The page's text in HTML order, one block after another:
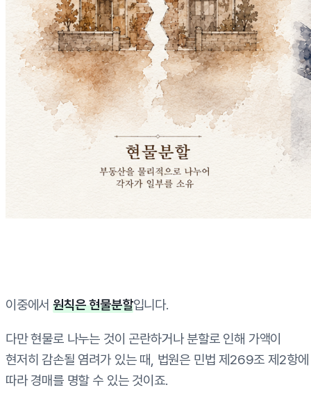
이중에서원칙은 현물분할입니다.
다만 현물로 나누는 것이 곤란하거나 분할로 인해 가액이
현저히 감손될 염려가 있는 때, 법원은 민법 제269조 제2항에
따라 경매를 명할 수 있는 것이죠.